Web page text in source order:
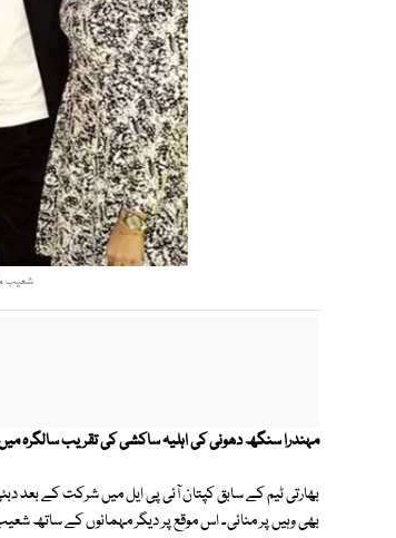
شعیب
مہندرا سنگھ دھونی کی اہلیہ ساکشی کی تقریب سالگرہ
بھی وہیں پر منائی۔ اس موقع پر دیگر مہمانوں کے ساتھ